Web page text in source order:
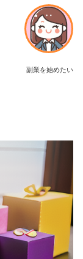
副業を始めたい